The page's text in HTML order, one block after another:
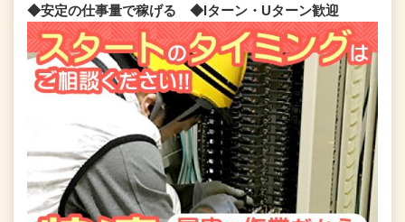
◆安定の仕事量で稼げる ◆Iターン・Uターン歓迎